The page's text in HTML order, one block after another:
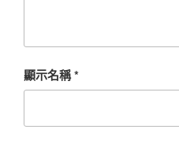
顯示名稱*